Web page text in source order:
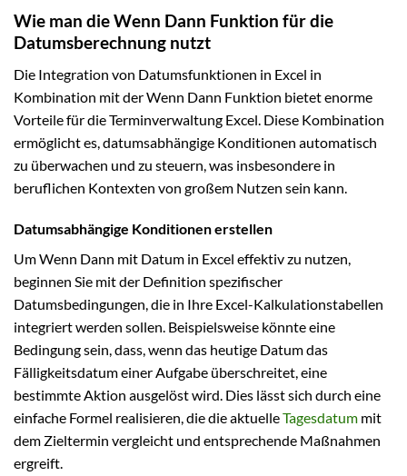
Wie man die Wenn Dann Funktion für die
Datumsberechnung nutzt
Die Integration von Datumsfunktionen in Excel in
Kombination mit der Wenn Dann Funktion bietet enorme
Vorteile für die Terminverwaltung Excel. Diese Kombination
ermöglicht es, datumsabhängige Konditionen automatisch
zu überwachen und zu steuern, was insbesondere in
beruflichen Kontexten von großem Nutzen sein kann.
Datumsabhängige Konditionen erstellen
Um Wenn Dann mit Datum in Excel effektiv zu nutzen,
beginnen Sie mit der Definition spezifischer
Datumsbedingungen, die in Ihre Excel-Kalkulationstabellen
integriert werden sollen. Beispielsweise könnte eine
Bedingung sein, dass, wenn das heutige Datum das
Fälligkeitsdatum einer Aufgabe überschreitet, eine
bestimmte Aktion ausgelöst wird. Dies lässt sich durch eine
einfache Formel realisieren, die die aktuelleTagesdatum mit
dem Zieltermin vergleicht und entsprechende Maßnahmen
ergreift.